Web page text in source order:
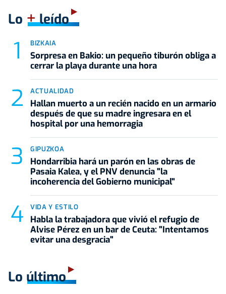
Lo +leído
BIZKAIA
Sorpresa en Bakio: un pequeño tiburón obliga a
cerrar la playa durante una hora
ACTUALIDAD
Hallan muerto a un recién nacido en un armario
después de que su madre ingresara en el
hospital por una hemorragia
GIPUZKOA
Hondarribia hará un parón en las obras de
Pasaia Kalea, y el PNV denuncia "la
incoherencia del Gobierno municipal"
VIDA Y ESTILO
Habla la trabajadora que vivió el refugio de
Alvise Pérez en un bar de Ceuta: "Intentamos
evitar una desgracia"
Lo último